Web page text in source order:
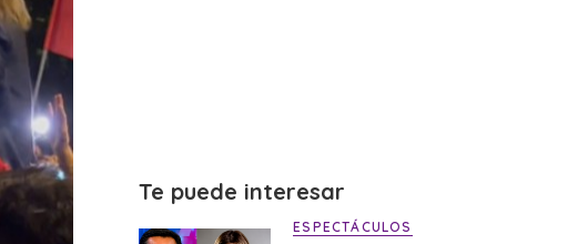
Te puede interesar
ESPECTÁCULOS